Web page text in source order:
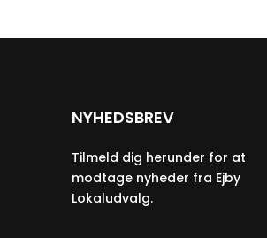
NYHEDSBREV
Tilmeld dig herunder for at
modtage nyheder fra Ejby
Lokaludvalg.